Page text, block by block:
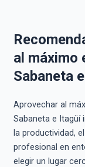
al máximo
Sabaneta
Aprovechar al
Sabaneta e Itagüí
la productividad,
profesional en
elegir un lugar